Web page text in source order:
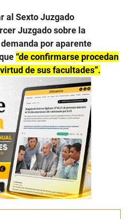
al Sexto Juzgado
Juzgado sobre la
por aparente
“de confirmarse procedan
de sus facultades”.